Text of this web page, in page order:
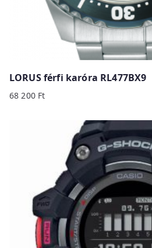
i
g
h
t
o
w
LORUS férfi karóra RL477BX9
68 200 Ft